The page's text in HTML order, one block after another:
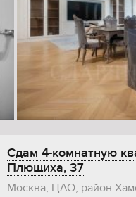
Сдам 4-комнатную
Плющиха, 37
Москва, ЦАО, район